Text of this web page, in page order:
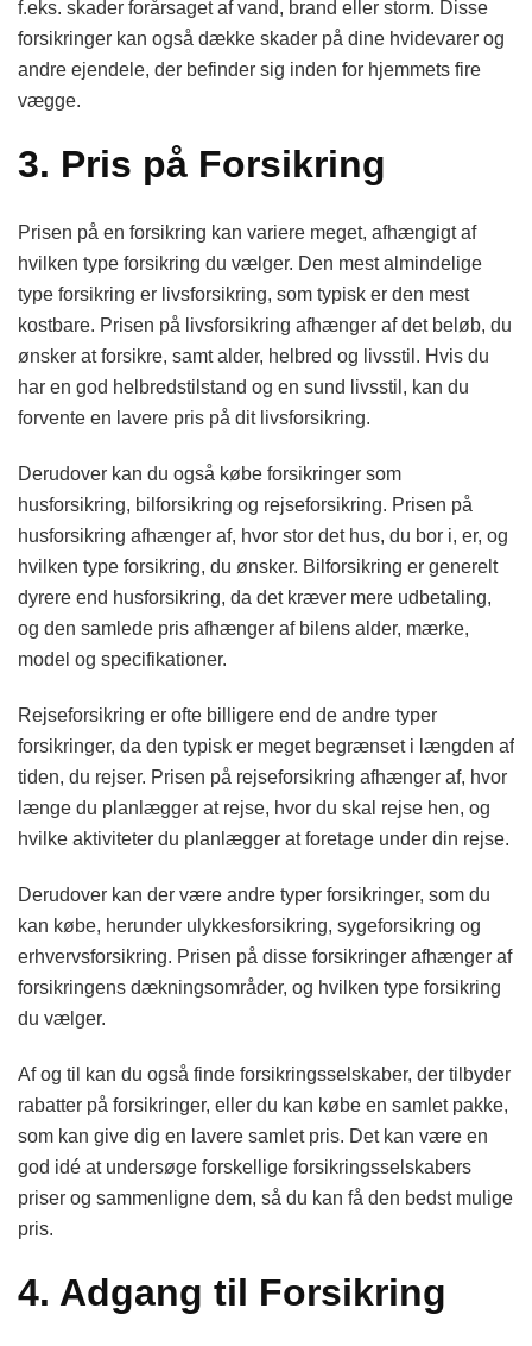
f.eks. skader forårsaget af vand, brand eller storm. Disse
forsikringer kan også dække skader på dine hvidevarer og
andre ejendele, der befinder sig inden for hjemmets fire
vægge.
3. Pris på Forsikring
Prisen på en forsikring kan variere meget, afhængigt af
hvilken type forsikring du vælger. Den mest almindelige
type forsikring er livsforsikring, som typisk er den mest
kostbare. Prisen på livsforsikring afhænger af det beløb, du
ønsker at forsikre, samt alder, helbred og livsstil. Hvis du
har en god helbredstilstand og en sund livsstil, kan du
forvente en lavere pris på dit livsforsikring.
Derudover kan du også købe forsikringer som
husforsikring, bilforsikring og rejseforsikring. Prisen på
husforsikring afhænger af, hvor stor det hus, du bor i, er, og
hvilken type forsikring, du ønsker. Bilforsikring er generelt
dyrere end husforsikring, da det kræver mere udbetaling,
og den samlede pris afhænger af bilens alder, mærke,
model og specifikationer.
Rejseforsikring er ofte billigere end de andre typer
forsikringer, da den typisk er meget begrænset i længden af
tiden, du rejser. Prisen på rejseforsikring afhænger af, hvor
længe du planlægger at rejse, hvor du skal rejse hen, og
hvilke aktiviteter du planlægger at foretage under din rejse.
Derudover kan der være andre typer forsikringer, som du
kan købe, herunder ulykkesforsikring, sygeforsikring og
erhvervsforsikring. Prisen på disse forsikringer afhænger af
forsikringens dækningsområder, og hvilken type forsikring
du vælger.
Af og til kan du også finde forsikringsselskaber, der tilbyder
rabatter på forsikringer, eller du kan købe en samlet pakke,
som kan give dig en lavere samlet pris. Det kan være en
god idé at undersøge forskellige forsikringsselskabers
priser og sammenligne dem, så du kan få den bedst mulige
pris.
4. Adgang til Forsikring